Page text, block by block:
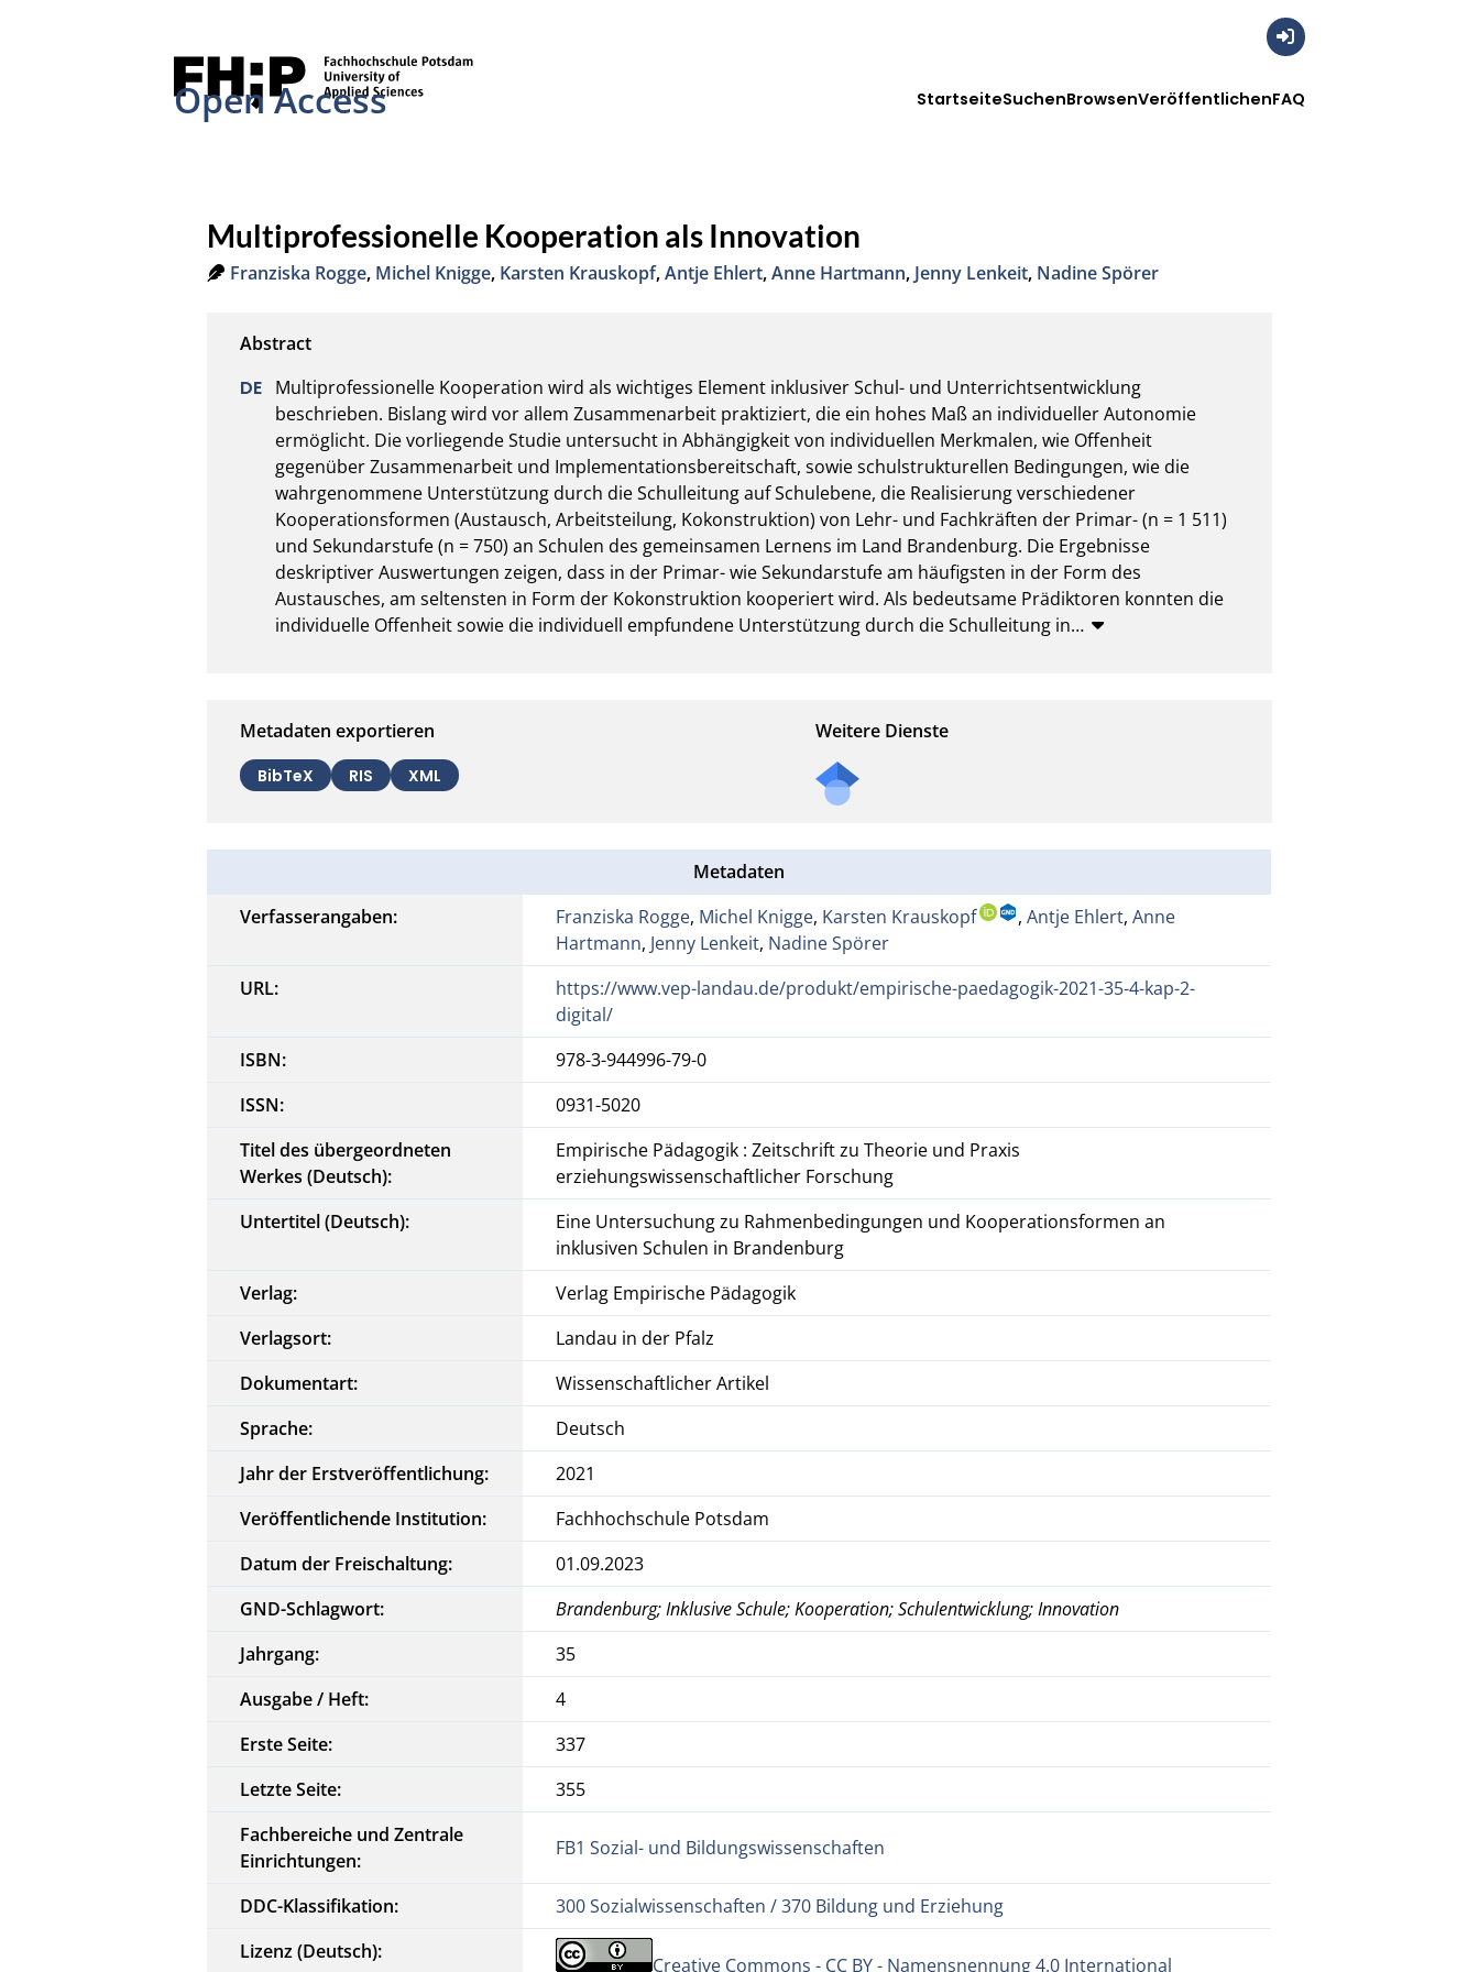
Open Access StartseiteSuchenBrowsenVeröffentlichenFAQ
Multiprofessionelle Kooperation als Innovation
Franziska Rogge, Michel Knigge, Karsten Krauskopf,Antje Ehlert,Anne Hartmann, Jenny Lenkeit, Nadine Spörer
Multiprofessionelle Kooperation wird als wichtiges Element inklusiver Schul- und Unterrichtsentwicklung
beschrieben. Bislang wird vor allem Zusammenarbeit praktiziert, die ein hohes Maß an individueller Autonomie
ermöglicht. Die vorliegende Studie untersucht in Abhängigkeit von individuellen Merkmalen, wie Offenheit
gegenüber Zusammenarbeit und Implementationsbereitschaft, sowie schulstrukturellen Bedingungen, wie die
wahrgenommene Unterstützung durch die Schulleitung auf Schulebene, die Realisierung verschiedener
Kooperationsformen (Austausch, Arbeitsteilung, Kokonstruktion) von Lehr- und Fachkräften der Primar- (n = 1 511)
und Sekundarstufe (n = 750) an Schulen des gemeinsamen Lernens im Land Brandenburg. Die Ergebnisse
deskriptiver Auswertungen zeigen, dass in der Primar- wie Sekundarstufe am häufigsten in der Form des
Austausches, am seltensten in Form der Kokonstruktion kooperiert wird. Als bedeutsame Prädiktoren konnten die
individuelle Offenheit sowie die individuell empfundene Unterstützung durch die Schulleitung in…
Metadaten exportieren
BibTeX RIS XML
Weitere Dienste
Metadaten
Verfasserangaben:
Franziska Rogge, Michel Knigge, Karsten Krauskopf ,Antje Ehlert,Anne
Hartmann, Jenny Lenkeit, Nadine Spörer
URL:
https://www.vep-landau.de/produkt/empirische-paedagogik-2021-35-4-kap-2-
digital/
ISBN:
978-3-944996-79-0
ISSN:
0931-5020
Titel des übergeordneten
Werkes (Deutsch):
Empirische Pädagogik : Zeitschrift zu Theorie und Praxis
erziehungswissenschaftlicher Forschung
Untertitel (Deutsch):
Eine Untersuchung zu Rahmenbedingungen und Kooperationsformen an
inklusiven Schulen in Brandenburg
Verlag:
Verlag Empirische Pädagogik
Verlagsort:
Landau in der Pfalz
Dokumentart:
Wissenschaftlicher Artikel
Sprache:
Deutsch
Jahr der Erstveröffentlichung:
2021
Veröffentlichende Institution:
Fachhochschule Potsdam
Datum der Freischaltung:
01.09.2023
GND-Schlagwort:
Brandenburg; Inklusive Schule; Kooperation; Schulentwicklung; Innovation
Jahrgang:
35
Ausgabe / Heft:
4
Erste Seite:
337
Letzte Seite:
355
Fachbereiche und Zentrale
Einrichtungen:
FB1 Sozial- und Bildungswissenschaften
DDC-Klassifikation:
300 Sozialwissenschaften / 370 Bildung und Erziehung
Lizenz (Deutsch):
Creative Commons - CC BY - Namensnennung 4.0 International